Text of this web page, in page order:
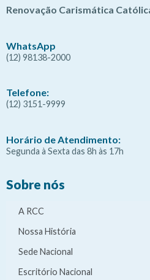
Renovação Carismática
WhatsApp
(12) 98138-2000
Telefone:
(12) 3151-9999
Horário de Atendimento:
Segunda à Sexta das 8h às 17h
Sobre nós
A RCC
Nossa História
Sede Nacional
Escritório Nacional